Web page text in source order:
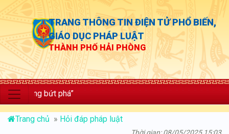
TRANG THÔNG TIN ĐIỆN TỬ PHỔ BIẾN,
GIÁO DỤC PHÁP LUẬT
THÀNH PHỐ HẢI PHÒNG
bứt phá”
Trang chủ » Hỏi đáp pháp luật